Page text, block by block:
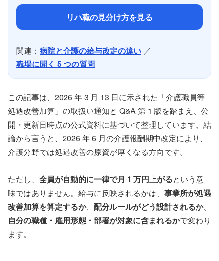
リハ職の見分け方を見る
関連： 病院と介護の給与改定の違い ／
職場に聞く 5 つの質問
この記事は、2026 年 3 月 13 日に示された「介護職員等
処遇改善加算」の取扱い通知と Q&A 第 1 版を踏まえ、公
開・更新日時点の公式資料に基づいて整理しています。結
論から言うと、2026 年 6 月の介護報酬期中改定により、
介護分野では処遇改善の原資が厚くなる方向です。
ただし、 全員が自動的に一律で月 1 万円上がるという意
味ではありません。給与に反映されるかは、 事業所が処遇
改善加算を算定するか、 配分ルールがどう設計されるか、
自分の職種・雇用形態・部署が対象に含まれるかで変わり
ます。